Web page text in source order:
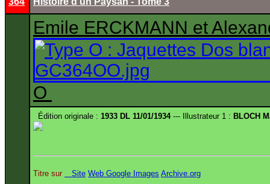
Emile ERCKMANN et
O
Édition originale : 1933 DL 11/01/1934--- Illustrateur 1 : BLOCH
Titre sur Site Web Google Images Archive.org